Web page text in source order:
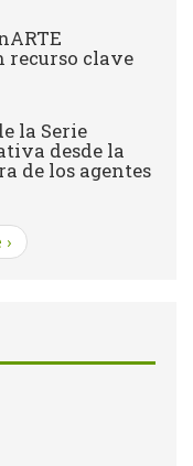
recurso clave
la Serie
desde la
de los agentes